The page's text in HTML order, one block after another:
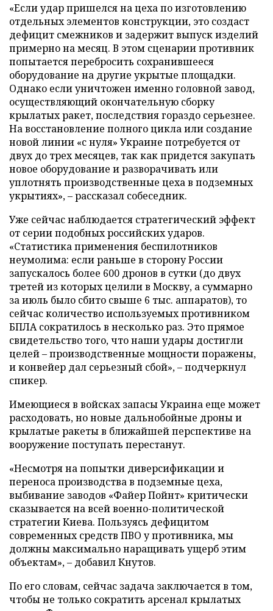
«Если удар пришелся на цеха по изготовлению
отдельных элементов конструкции, это создаст
дефицит смежников и задержит выпуск изделий
примерно на месяц. В этом сценарии противник
попытается перебросить сохранившееся
оборудование на другие укрытые площадки.
Однако если уничтожен именно головной завод,
осуществляющий окончательную сборку
крылатых ракет, последствия гораздо серьезнее.
На восстановление полного цикла или создание
новой линии «с нуля» Украине потребуется от
двух до трех месяцев, так как придется закупать
новое оборудование и разворачивать или
уплотнять производственные цеха в подземных
укрытиях», – рассказал собеседник.
Уже сейчас наблюдается стратегический эффект
от серии подобных российских ударов.
«Статистика применения беспилотников
неумолима: если раньше в сторону России
запускалось более 600 дронов в сутки (до двух
третей из которых целили в Москву, а суммарно
за июль было сбито свыше 6 тыс. аппаратов), то
сейчас количество используемых противником
БПЛА сократилось в несколько раз. Это прямое
свидетельство того, что наши удары достигли
целей – производственные мощности поражены,
и конвейер дал серьезный сбой», – подчеркнул
спикер.
Имеющиеся в войсках запасы Украина еще может
расходовать, но новые дальнобойные дроны и
крылатые ракеты в ближайшей перспективе на
вооружение поступать перестанут.
«Несмотря на попытки диверсификации и
переноса производства в подземные цеха,
выбивание заводов «Файер Пойнт» критически
сказывается на всей военно-политической
стратегии Киева. Пользуясь дефицитом
современных средств ПВО у противника, мы
должны максимально наращивать ущерб этим
объектам», – добавил Кнутов.
По его словам, сейчас задача заключается в том,
чтобы не только сократить арсенал крылатых